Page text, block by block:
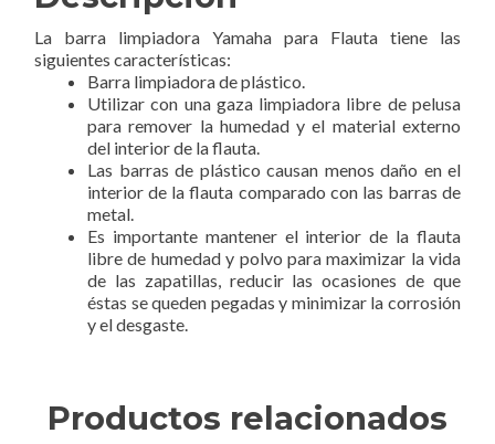
La barra limpiadora Yamaha para Flauta tiene las
siguientes características:
Barra limpiadora de plástico.
Utilizar con una gaza limpiadora libre de pelusa
para remover la humedad y el material externo
del interior de la flauta.
Las barras de plástico causan menos daño en el
interior de la flauta comparado con las barras de
metal.
Es importante mantener el interior de la flauta
libre de humedad y polvo para maximizar la vida
de las zapatillas, reducir las ocasiones de que
éstas se queden pegadas y minimizar la corrosión
y el desgaste.
Productos relacionados